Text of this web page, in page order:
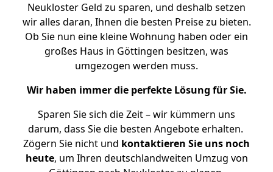
Neukloster Geld zu sparen, und deshalb setzen
wir alles daran, Ihnen die besten Preise zu bieten.
Ob Sie nun eine kleine Wohnung haben oder ein
großes Haus in Göttingen besitzen, was
umgezogen werden muss.
Wir haben immer die perfekte Lösung für Sie.
Sparen Sie sich die Zeit – wir kümmern uns
darum, dass Sie die besten Angebote erhalten.
Zögern Sie nicht und kontaktieren Sie uns noch
heute, um Ihren deutschlandweiten Umzug von